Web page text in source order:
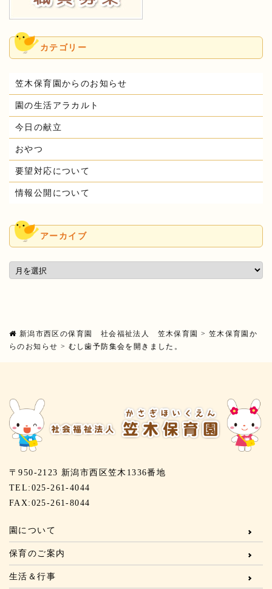
カテゴリー
笠木保育園からのお知らせ
園の生活アラカルト
今日の献立
おやつ
要望対応について
情報公開について
アーカイブ
新潟市西区の保育園 社会福祉法人 笠木保育園 > 笠木保育園か
らのお知らせ > むし歯予防集会を開きました。
〒950-2123 新潟市西区笠木1336番地
TEL:025-261-4044
FAX:025-261-8044
園について
保育のご案内
生活＆行事